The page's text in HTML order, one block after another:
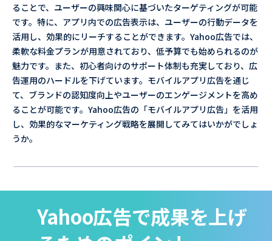
ることで、ユーザーの興味関心に基づいたターゲティングが可能
です。特に、アプリ内での広告表示は、ユーザーの行動データを
活用し、効果的にリーチすることができます。Yahoo広告では、
柔軟な料金プランが用意されており、低予算でも始められるのが
魅力です。また、初心者向けのサポート体制も充実しており、広
告運用のハードルを下げています。モバイルアプリ広告を通じ
て、ブランドの認知度向上やユーザーのエンゲージメントを高め
ることが可能です。Yahoo広告の「モバイルアプリ広告」を活用
し、効果的なマーケティング戦略を展開してみてはいかがでしょ
うか。
Yahoo広告で成果を上げ